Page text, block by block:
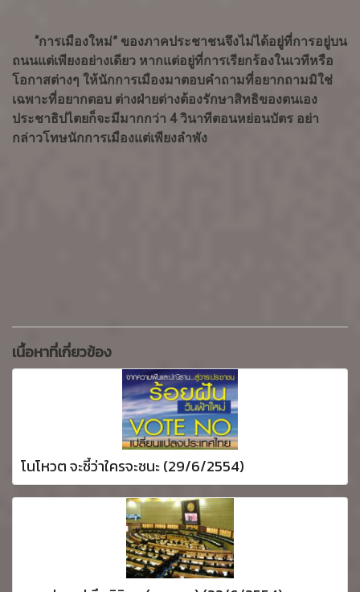
“การเมืองใหม่” ของภาคประชาชนจึงไม่ได้อยู่ที่การอยู่บน
ถนนแต่เพียงอย่างเดียว หากแต่อยู่ที่การเรียกร้องในเวทีหรือ
โอกาสต่างๆ ให้นักการเมืองมาตอบคำถามที่อยากถามมิใช่
เฉพาะที่อยากตอบ ต่างฝ่ายต่างต้องรักษาสิทธิของตนเอง
ประชาธิปไตยก็จะมีมากกว่า 4 วินาทีตอนหย่อนบัตร อย่า
กล่าวโทษนักการเมืองแต่เพียงลำพัง
เนื้อหาที่เกี่ยวข้อง
โนโหวต จะชี้ว่าใครจะชนะ (29/6/2554)